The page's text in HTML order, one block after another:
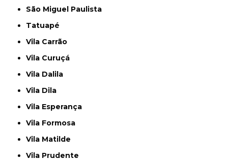
São Miguel Paulista
Tatuapé
Vila Carrão
Vila Curuçá
Vila Dalila
Vila Dila
Vila Esperança
Vila Formosa
Vila Matilde
Vila Prudente